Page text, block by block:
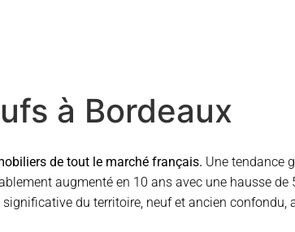
à Bordeaux
de tout le marché français. Une tendance
augmenté en 10 ans avec une hausse de
du territoire, neuf et ancien confondu,